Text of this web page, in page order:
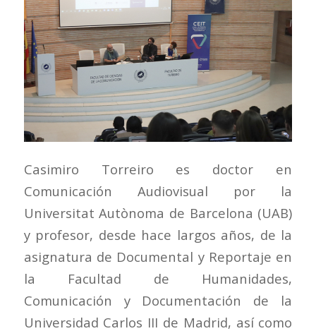
Casimiro Torreiro es doctor en
Comunicación Audiovisual por la
Universitat Autònoma de Barcelona (UAB)
y profesor, desde hace largos años, de la
asignatura de Documental y Reportaje en
la Facultad de Humanidades,
Comunicación y Documentación de la
Universidad Carlos III de Madrid, así como